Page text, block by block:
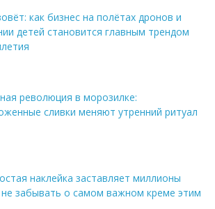
как бизнес на полётах дронов и
детей становится главным трендом
революция в морозилке:
сливки меняют утренний ритуал
наклейка заставляет миллионы
забывать о самом важном креме этим